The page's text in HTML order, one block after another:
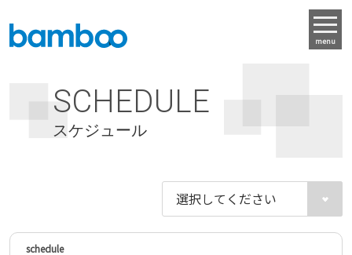
menu
SCHEDULE
スケジュール